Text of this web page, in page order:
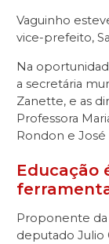
Vaguinho
vice-prefeito,
Na
a secretária
Zanette, e as
Professora
Rondon e José
Educação
Proponente da
deputado Julio